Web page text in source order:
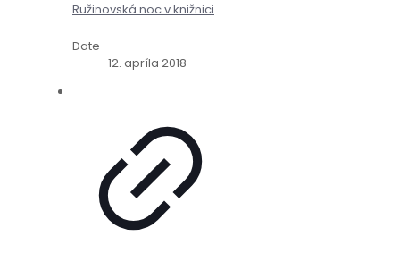
Ružinovská noc v knižnici
Date
12. apríla 2018